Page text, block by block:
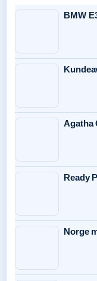
BMW
Agatha
Ready
Norge